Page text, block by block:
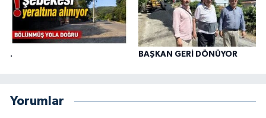
. BAŞKAN GERİ DÖNÜYOR
Yorumlar